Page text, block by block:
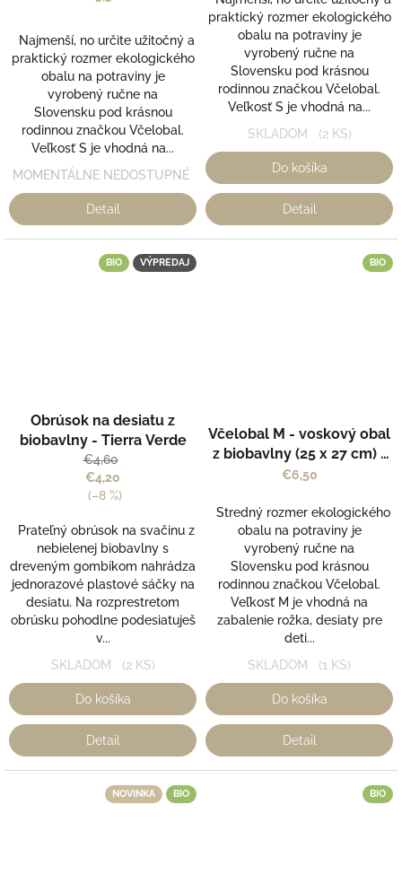
Najmenší, no určite užitočný a
praktický rozmer ekologického
obalu na potraviny je
vyrobený ručne na
Slovensku pod krásnou
rodinnou značkou Včelobal.
Veľkosť S je vhodná na...
MOMENTÁLNE NEDOSTUPNÉ
Detail
praktický rozmer ekologického
obalu na potraviny je
vyrobený ručne na
Slovensku pod krásnou
rodinnou značkou Včelobal.
Veľkosť S je vhodná na...
SKLADOM (2 KS)
Do košíka
Detail
BIO VÝPREDAJ
Obrúsok na desiatu z
biobavlny - Tierra Verde
€4,60
€4,20
(–8 %)
Prateľný obrúsok na svačinu z
nebielenej biobavlny s
dreveným gombíkom nahrádza
jednorazové plastové sáčky na
desiatu. Na rozprestretom
obrúsku pohodlne podesiatuješ
v...
SKLADOM (2 KS)
Do košíka
Detail
BIO
hodnotenie
produktu
5,0
5
hviezdičiek.
Včelobal M - voskový obal
z biobavlny (25 x 27 cm) -
vzor Folk - Včelobal
€6,50
Stredný rozmer ekologického
obalu na potraviny je
vyrobený ručne na
Slovensku pod krásnou
rodinnou značkou Včelobal.
Veľkosť M je vhodná na
zabalenie rožka, desiaty pre
deti...
SKLADOM (1 KS)
Do košíka
Detail
NOVINKA BIO BIO